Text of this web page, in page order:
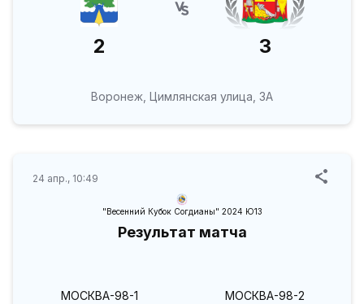
2 3
Воронеж, Цимлянская улица, 3А
24 апр., 10:49
"Весенний Кубок Согдианы" 2024 Ю13
Результат матча
МОСКВА-98-1 МОСКВА-98-2